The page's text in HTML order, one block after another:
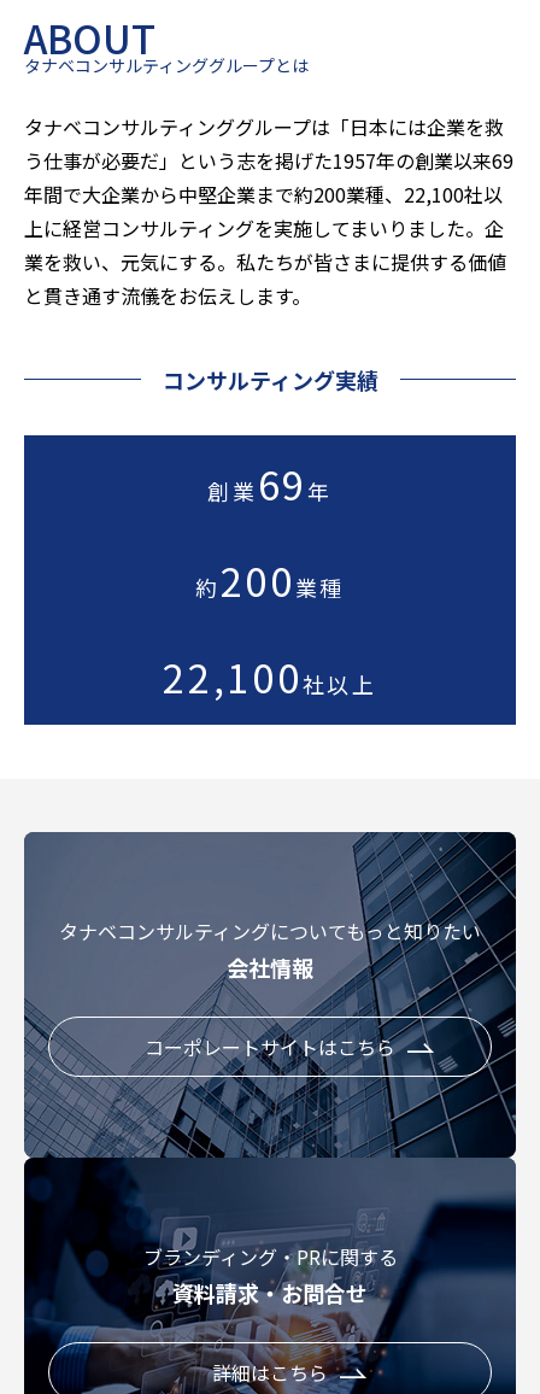
ABOUT
タナベコンサルティンググループとは
タナベコンサルティンググループは「日本には企業を救
う仕事が必要だ」という志を掲げた1957年の創業以来69
年間で大企業から中堅企業まで約200業種、22,100社以
上に経営コンサルティングを実施してまいりました。企
業を救い、元気にする。私たちが皆さまに提供する価値
と貫き通す流儀をお伝えします。
コンサルティング実績
創業 69年
約200業種
22,100社以上
タナベコンサルティングについてもっと知りたい
会社情報
コーポレートサイトはこちら
ブランディング・PRに関する
資料請求・お問合せ
詳細はこちら